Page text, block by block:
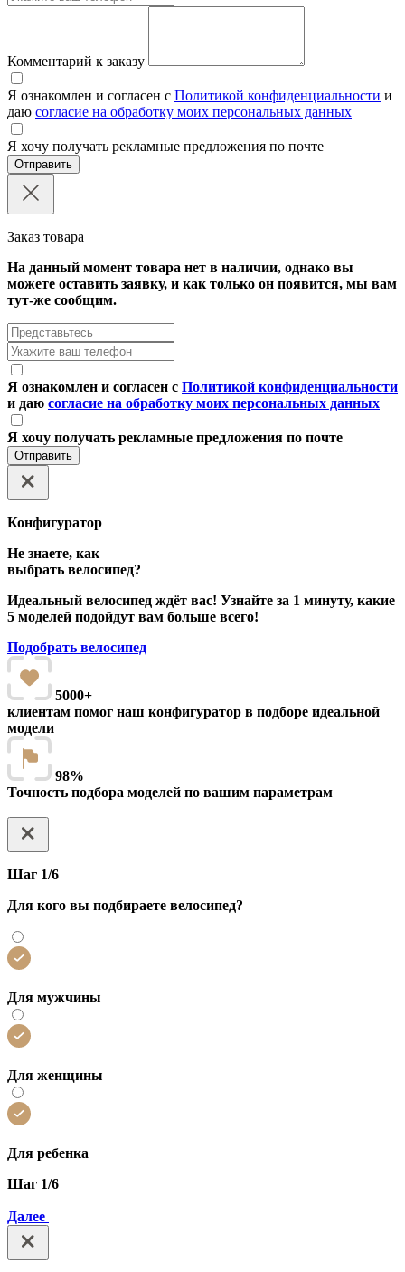
Комментарий к заказу
Я ознакомлен и согласен с Политикой конфиденциальности и
даю согласие на обработку моих персональных данных
Я хочу получать рекламные предложения по почте
Отправить
Заказ товара
На данный момент товара нет в наличии, однако вы
можете оставить заявку, и как только он появится, мы вам
тут-же сообщим.
Я ознакомлен и согласен с Политикой конфиденциальности
и даю согласие на обработку моих персональных данных
Я хочу получать рекламные предложения по почте
Отправить
Конфигуратор
Не знаете, как
выбрать велосипед?
Идеальный велосипед ждёт вас! Узнайте за 1 минуту, какие
5 моделей подойдут вам больше всего!
Подобрать велосипед
5000+
клиентам помог наш конфигуратор в подборе идеальной
модели
98%
Точность подбора моделей по вашим параметрам
Шаг 1/6
Для кого вы подбираете велосипед?
Для мужчины
Для женщины
Для ребенка
Шаг 1/6
Далее